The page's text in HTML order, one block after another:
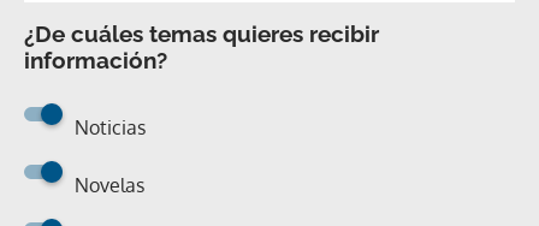
¿De cuáles temas quieres recibir
información?
Noticias
Novelas